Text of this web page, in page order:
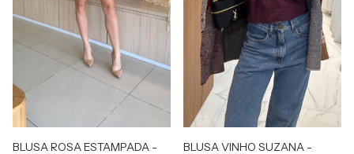
BLUSA ROSA ESTAMPADA -
BLUSA VINHO SUZANA -